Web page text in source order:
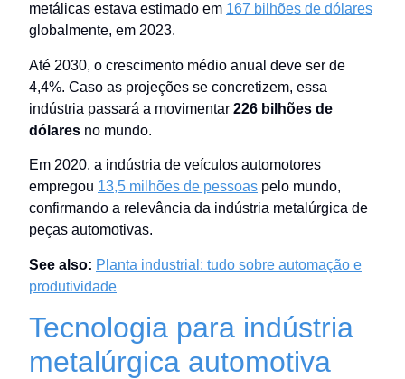
metálicas estava estimado em 167 bilhões de dólares
globalmente, em 2023.
Até 2030, o crescimento médio anual deve ser de
4,4%. Caso as projeções se concretizem, essa
indústria passará a movimentar 226 bilhões de
dólares no mundo.
Em 2020, a indústria de veículos automotores
empregou 13,5 milhões de pessoas pelo mundo,
confirmando a relevância da indústria metalúrgica de
peças automotivas.
See also: Planta industrial: tudo sobre automação e
produtividade
Tecnologia para indústria
metalúrgica automotiva